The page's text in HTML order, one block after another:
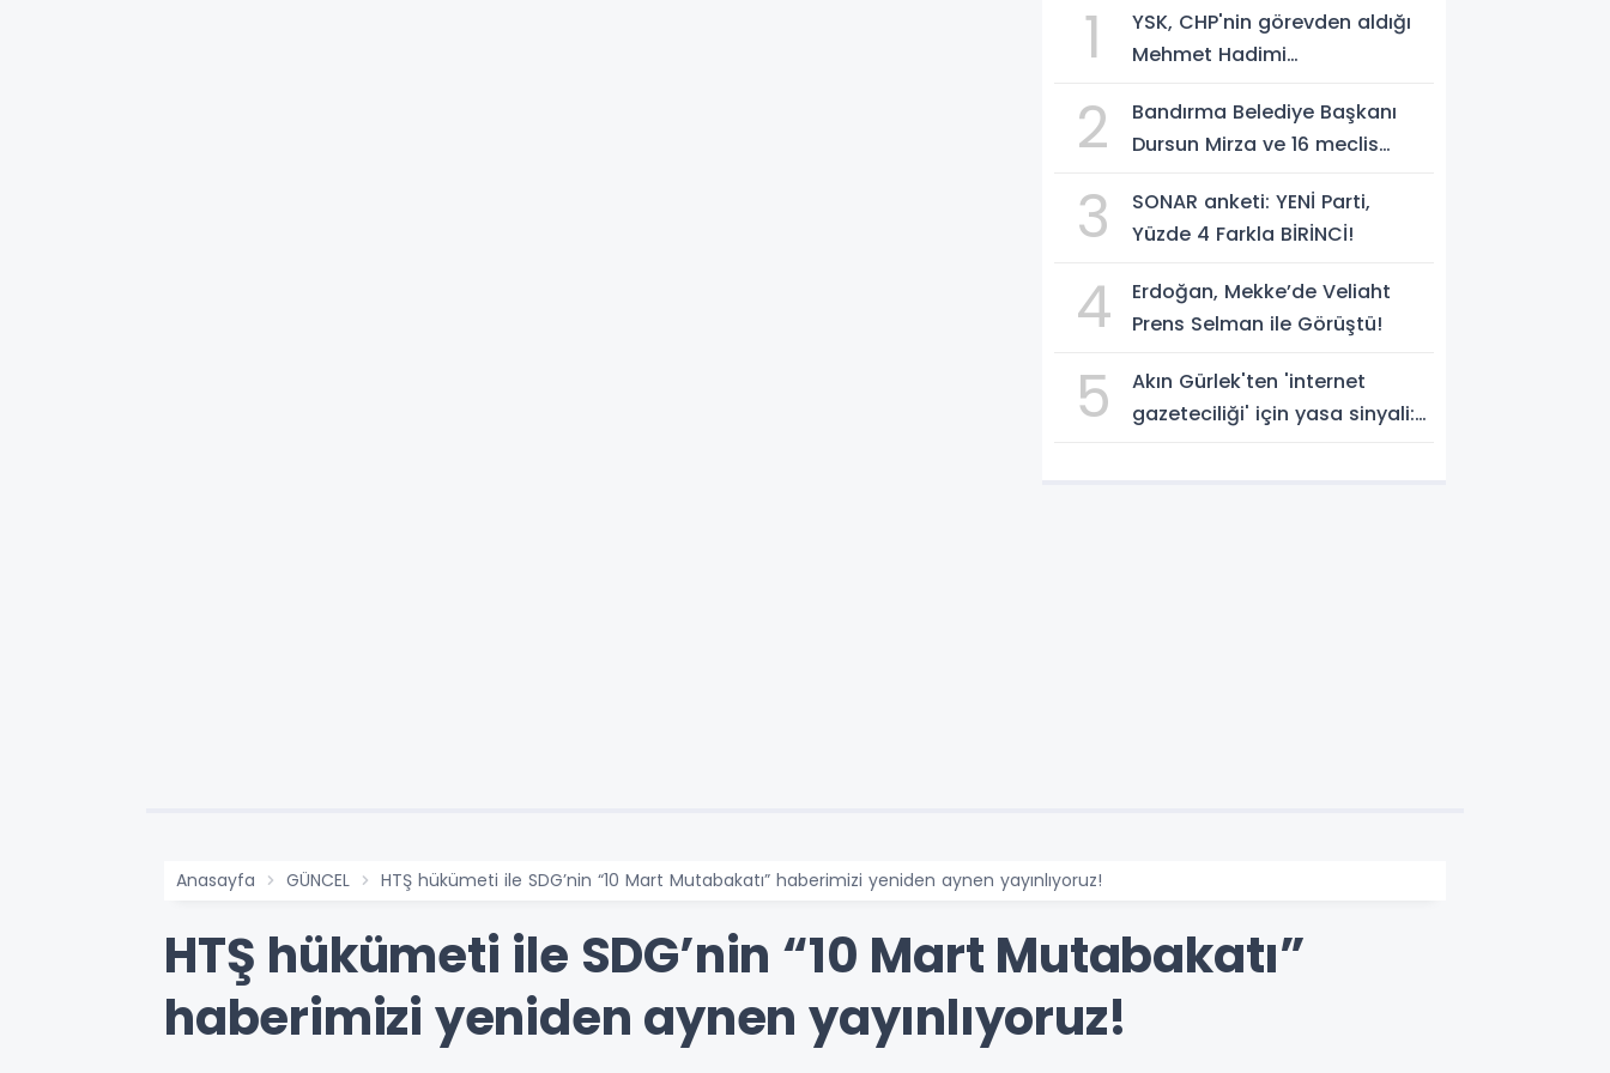
1
YSK, CHP'nin görevden aldığı
Mehmet Hadimi
temsilcisi olarak atadı!
2
Bandırma Belediye Başkanı
Dursun Mirza ve 16 meclis
geçti!
3
SONAR anketi: YENİ Parti,
Yüzde 4 Farkla BİRİNCİ!
4
Erdoğan, Mekke’de Veliaht
Prens Selman ile Görüştü!
5
Akın Gürlek'ten 'internet
gazeteciliği' için yasa sinyali:
Anasayfa GÜNCEL HTŞ hükümeti ile SDG’nin “10 Mart Mutabakatı” haberimizi yeniden aynen yayınlıyoruz!
HTŞ hükümeti ile SDG’nin “10 Mart Mutabakatı”
haberimizi yeniden aynen yayınlıyoruz!